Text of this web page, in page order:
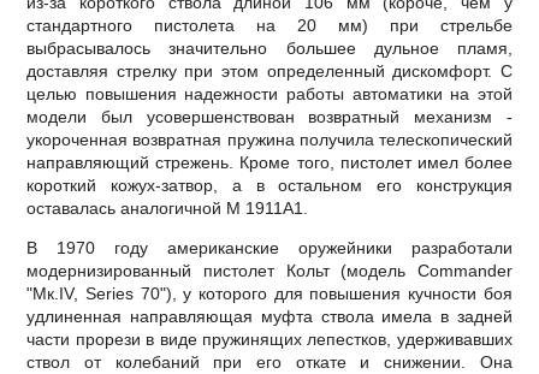
стандартного пистолета на 20 мм) при стрельбе
выбрасывалось значительно большее дульное пламя,
доставляя стрелку при этом определенный дискомфорт. С
целью повышения надежности работы автоматики на этой
модели был усовершенствован возвратный механизм -
укороченная возвратная пружина получила телескопический
направляющий стрежень. Кроме того, пистолет имел более
короткий кожух-затвор, а в остальном его конструкция
оставалась аналогичной М 1911А1.
В 1970 году американские оружейники разработали
модернизированный пистолет Кольт (модель Сommander
"Мк.IV, Series 70"), у которого для повышения кучности боя
удлиненная направляющая муфта ствола имела в задней
части прорези в виде пружинящих лепестков, удерживавших
ствол от колебаний при его откате и снижении. Она